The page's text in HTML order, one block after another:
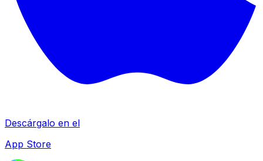
Descárgalo en el
App Store